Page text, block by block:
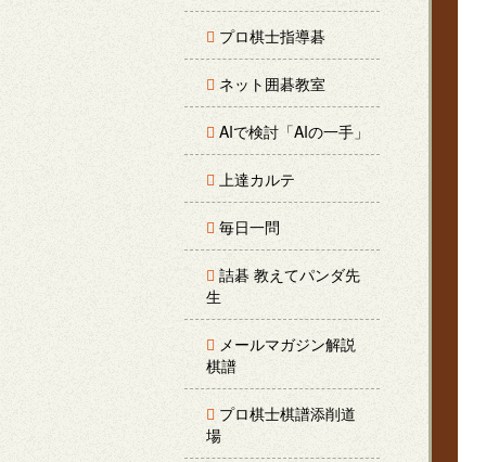
プロ棋士指導碁
ネット囲碁教室
AIで検討「AIの一手」
上達カルテ
毎日一問
詰碁 教えてパンダ先
生
メールマガジン解説
棋譜
プロ棋士棋譜添削道
場